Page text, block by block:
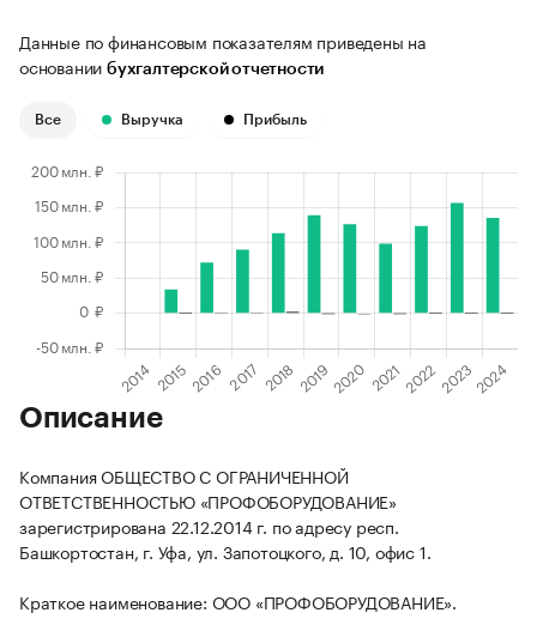
Данные по финансовым показателям приведены на
основании бухгалтерской отчетности
Все Выручка Прибыль
Описание
Компания ОБЩЕСТВО С ОГРАНИЧЕННОЙ
ОТВЕТСТВЕННОСТЬЮ «ПРОФОБОРУДОВАНИЕ»
зарегистрирована 22.12.2014 г. по адресу респ.
Башкортостан, г. Уфа, ул. Запотоцкого, д. 10, офис 1.
Краткое наименование: ООО «ПРОФОБОРУДОВАНИЕ».